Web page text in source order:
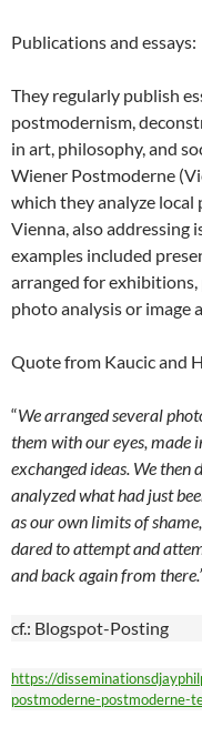
Publications and essays:
They regularly publish
postmodernism,
in art, philosophy, and
Wiener Postmoderne
which they analyze
Vienna, also addressing
examples included
arranged for
photo analysis or image
Quote from Kaucic and
“We arranged several
them with our eyes, made
exchanged ideas. We then
analyzed what had just
as our own limits of
dared to attempt and
and back again from
cf.: Blogspot-Posting
https://
postmoderne-postmoderne-